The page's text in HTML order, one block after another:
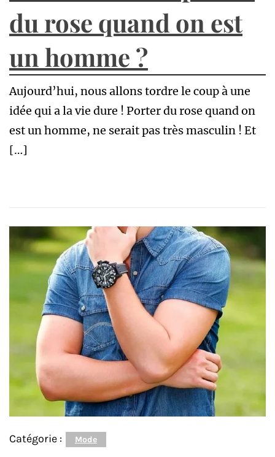
du rose quand on est
un homme ?
Aujourd’hui, nous allons tordre le coup à une
idée qui a la vie dure ! Porter du rose quand on
est un homme, ne serait pas très masculin ! Et
[…]
Catégorie : Mode